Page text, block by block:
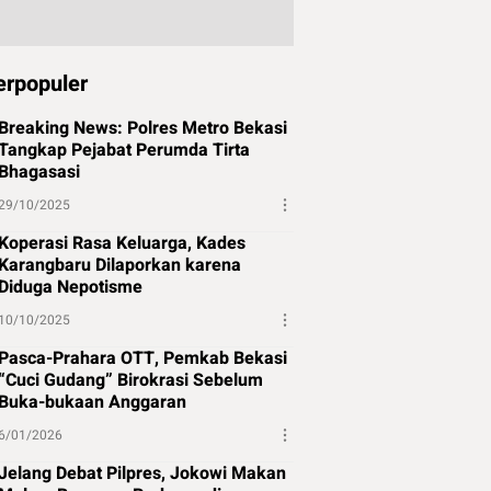
Breaking News: Polres Metro Bekasi
Pejabat Perumda Tirta
Bhagasasi
10/2025
Koperasi Rasa Keluarga, Kades
Karangbaru Dilaporkan karena
Diduga Nepotisme
10/10/2025
Pasca-Prahara OTT, Pemkab Bekasi
Gudang” Birokrasi Sebelum
Buka-bukaan Anggaran
01/2026
Debat Pilpres, Jokowi Makan